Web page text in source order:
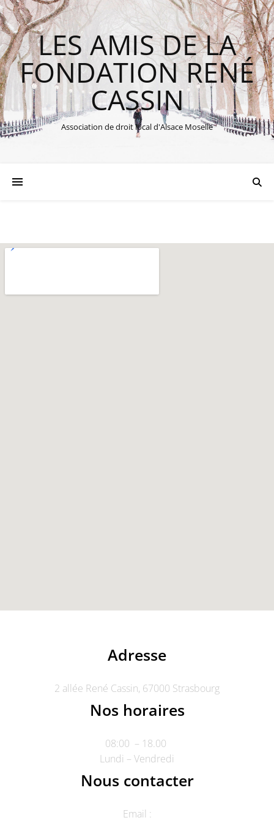
LES AMIS DE LA
FONDATION RENÉ
CASSIN
Association de droit local d'Alsace Moselle
Adresse
2 allée René Cassin, 67000 Strasbourg
Nos horaires
08:00 – 18.00
Lundi – Vendredi
Nous contacter
Email :